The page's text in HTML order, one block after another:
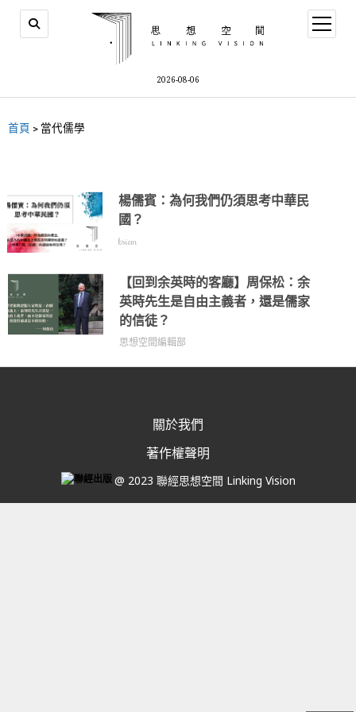
2026-08-06
首頁 > 當代儒學
楊儒賓：為何我們仍須思考中華民
國？
ksiem
【回到余英時的客廳】周保松：余
英時先生是自由主義者，還是儒家
的信徒？
思想空間編輯部
關於我們
著作權聲明
@ 2023 聯經思想空間 Linking Vision